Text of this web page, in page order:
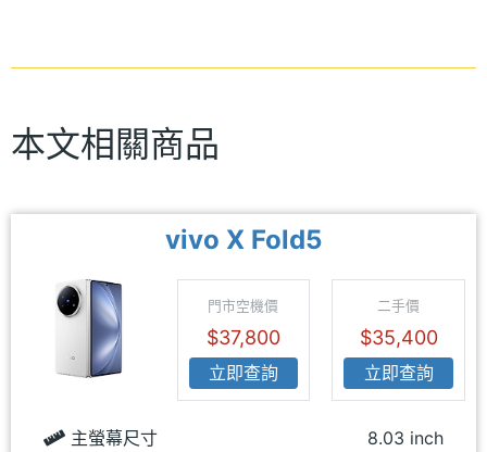
本文相關商品
vivo X Fold5
門市空機價
$37,800
立即查詢
二手價
$35,400
立即查詢
主螢幕尺寸 8.03 inch